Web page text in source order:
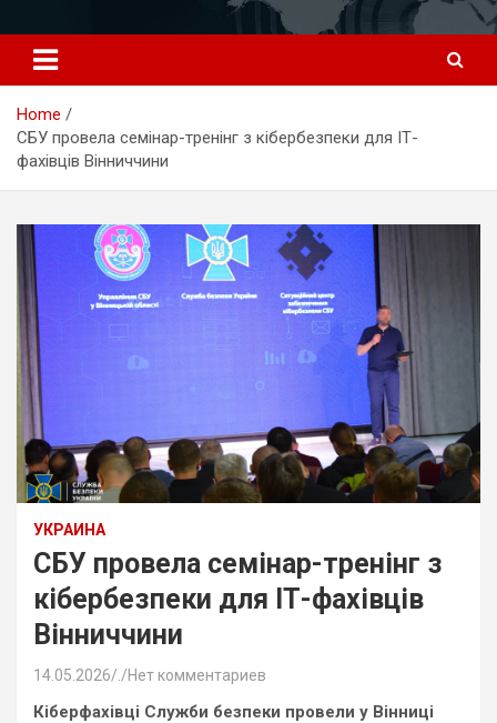
к
содержимому
Home
СБУ провела семінар-тренінг з кібербезпеки для ІТ-
фахівців Вінниччини
УКРАИНА
СБУ провела семінар-тренінг з
кібербезпеки для ІТ-фахівців
Вінниччини
14.05.2026 Нет комментариев
Кіберфахівці Служби безпеки провели у Вінниці